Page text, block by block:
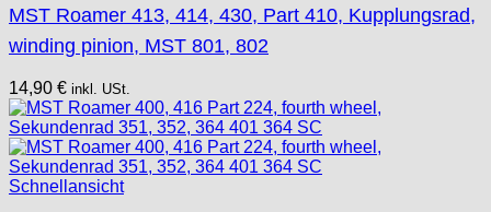
MST Roamer 413, 414, 430, Part 410, Kupplungsrad,
winding pinion, MST 801, 802
14,90 € inkl. USt.
Schnellansicht